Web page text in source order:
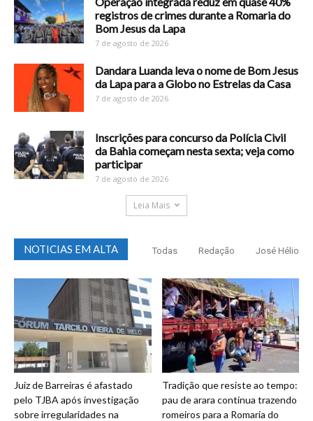
registros de crimes durante a Romaria do
Bom Jesus da Lapa
7 de agosto de 2026
Dandara Luanda leva o nome de Bom Jesus
da Lapa para a Globo no Estrelas da Casa
7 de agosto de 2026
Inscrições para concurso da Polícia Civil
da Bahia começam nesta sexta; veja como
participar
7 de agosto de 2026
Leia Mais
NOTICIAS EM ALTA Todas Redação José Hélio
Juiz de Barreiras é afastado
pelo TJBA após investigação
sobre irregularidades na
Tradição que resiste ao tempo:
pau de arara continua trazendo
romeiros para a Romaria do